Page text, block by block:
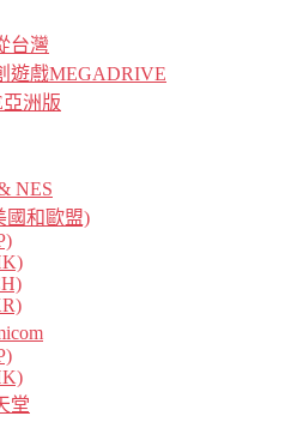
台灣
遊戲MEGADRIVE
洲版
NES
國和歐盟)
堂